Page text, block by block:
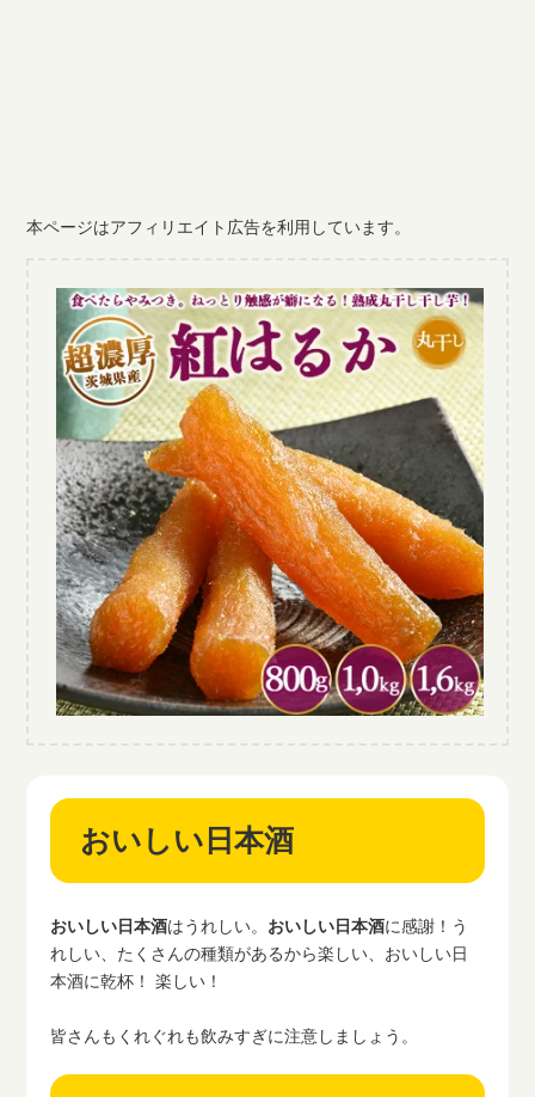
本ページはアフィリエイト広告を利用しています。
おいしい日本酒
おいしい日本酒はうれしい。 おいしい日本酒に感謝！う
れしい、たくさんの種類があるから楽しい、おいしい日
本酒に乾杯！ 楽しい！
皆さんもくれぐれも飲みすぎに注意しましょう。